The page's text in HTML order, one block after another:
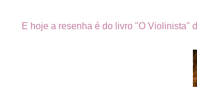
E hoje a resenha é do livro "O Violinista"